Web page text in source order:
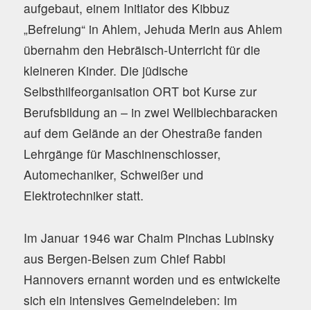
aufgebaut, einem Initiator des Kibbuz
„Befreiung“ in Ahlem, Jehuda Merin aus Ahlem
übernahm den Hebräisch-Unterricht für die
kleineren Kinder. Die jüdische
Selbsthilfeorganisation ORT bot Kurse zur
Berufsbildung an – in zwei Wellblechbaracken
auf dem Gelände an der Ohestraße fanden
Lehrgänge für Maschinenschlosser,
Automechaniker, Schweißer und
Elektrotechniker statt.
Im Januar 1946 war Chaim Pinchas Lubinsky
aus Bergen-Belsen zum Chief Rabbi
Hannovers ernannt worden und es entwickelte
sich ein intensives Gemeindeleben: Im